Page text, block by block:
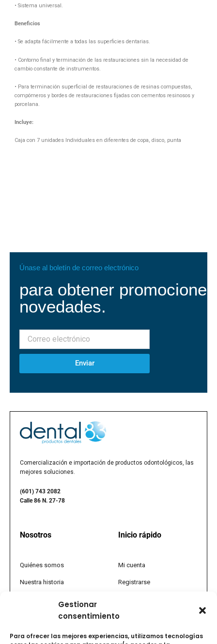
Gestionar
consentimiento
Para ofrecer las mejores experiencias, utilizamos tecnologías
• Sistema universal.
Beneficios
• Se adapta fácilmente a todas las superficies dentarias.
• Contorno final y terminación de las restauraciones sin la necesidad de
cambio constante de instrumentos.
• Para terminación superficial de restauraciones de resinas compuestas,
compómeros y bordes de restauraciones fijadas con cementos resinosos y
porcelana.
Incluye:
Caja con 7 unidades Individuales en diferentes de copa, disco, punta
Únase al boletín de correo electrónico
para obtener
novedades.
Enviar
Comercialización e importación de productos odontológicos, las
mejores soluciones.
(601) 743 2082
Calle 86 N. 27-78
Nosotros
Quiénes somos
Nuestra historia
Tratamiento de datos
Inicio rápido
Mi cuenta
Registrarse
Promociones
FAQs